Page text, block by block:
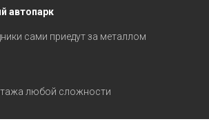
автопарк
сами приедут за металлом
любой сложности